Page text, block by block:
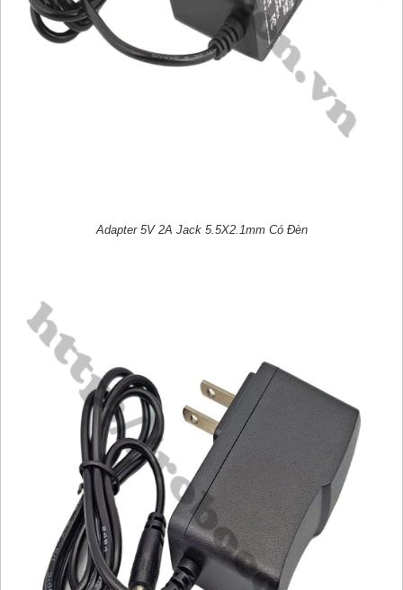
Adapter 5V 2A Jack 5.5X2.1mm Có Đèn